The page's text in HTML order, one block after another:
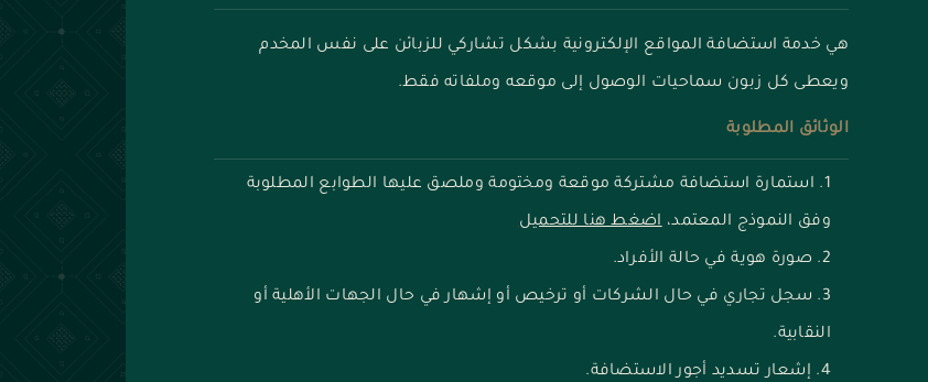
هي خدمة استضافة المواقع الإلكترونية بشكل تشاركي للزبائن على نفس المخدم
ويعطى كل زبون سماحيات الوصول إلى موقعه وملفاته فقط.
الوثائق المطلوبة
استمارة استضافة مشتركة موقعة ومختومة وملصق عليها الطوابع المطلوبة
وفق النموذج المعتمد،اضغط هنا للتحميل
صورة هوية في حالة الأفراد.
سجل تجاري في حال الشركات أو ترخيص أو إشهار في حال الجهات الأهلية أو
النقابية.
إشعار تسديد أجور الاستضافة.